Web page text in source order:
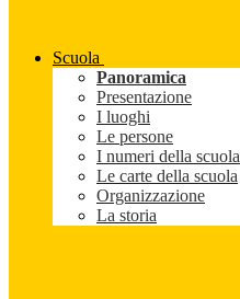
Scuola
Panoramica
Presentazione
I luoghi
Le persone
I numeri della scuola
Le carte della scuola
Organizzazione
La storia